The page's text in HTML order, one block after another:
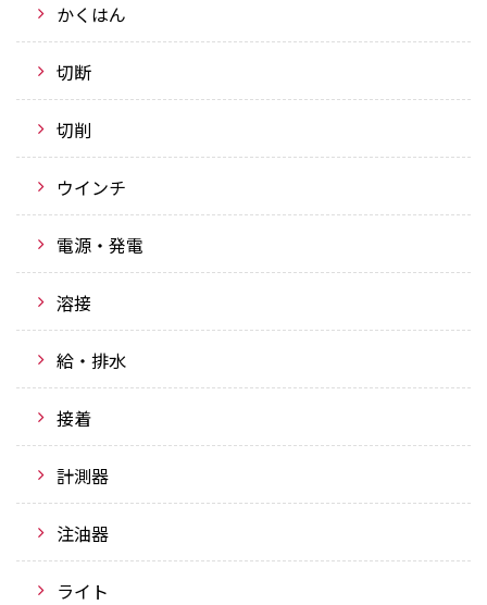
かくはん
切断
切削
ウインチ
電源・発電
溶接
給・排水
接着
計測器
注油器
ライト